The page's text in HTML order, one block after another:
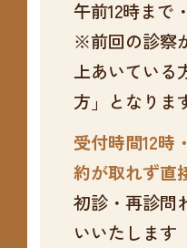
午前12時まで
※前回の診察
上あいている
方」となりま
受付時間12時
約が取れず直
初診・再診問
いいたします